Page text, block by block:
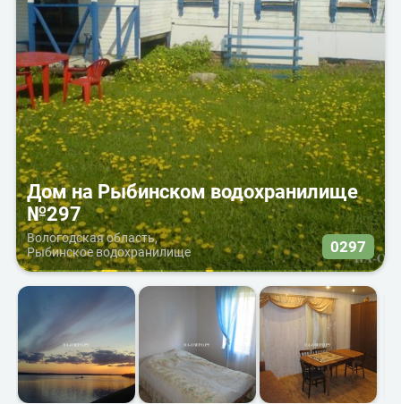
Дом на Рыбинском водохранилище
№297
Вологодская область,
Рыбинское водохранилище
0297